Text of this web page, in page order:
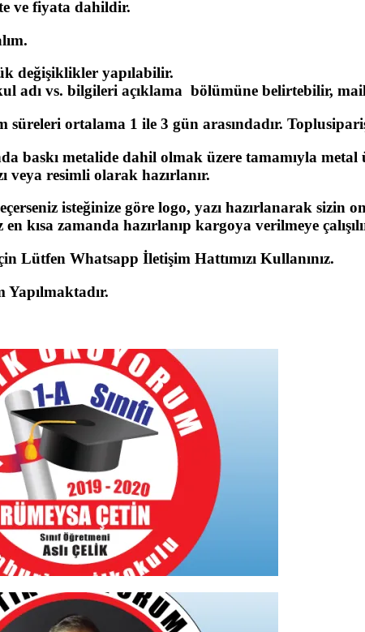
ve fiyata dahildir.
değişiklikler yapılabilir.
adı vs. bilgileri açıklama bölümüne belirtebilir,
ortalama 1 ile 3 gün arasındadır.
baskı metalide dahil olmak üzere tamamıyla
veya resimli olarak hazırlanır.
isteğinize göre logo, yazı hazırlanarak sizin
kısa zamanda hazırlanıp kargoya verilmeye
Lütfen Whatsapp İletişim Hattımızı Kullanınız.